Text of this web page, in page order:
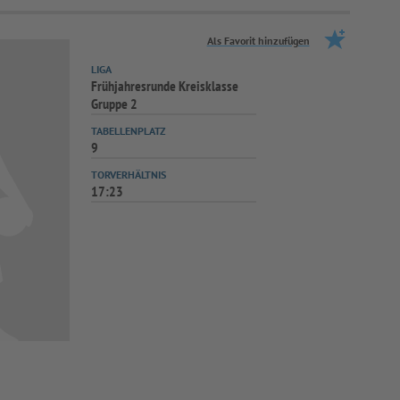
Als Favorit hinzufügen
LIGA
Frühjahresrunde Kreisklasse
Gruppe 2
TABELLENPLATZ
9
TORVERHÄLTNIS
17:23